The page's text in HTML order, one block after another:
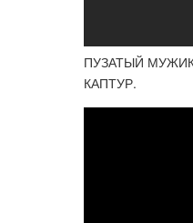
ПУЗАТЫЙ
КАПТУР.